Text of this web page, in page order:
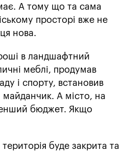
А тому що та сама
просторі вже не
нова.
в ландшафтний
меблі, продумав
і спорту, встановив
майданчик. А місто, на
бюджет. Якщо
буде закрита та